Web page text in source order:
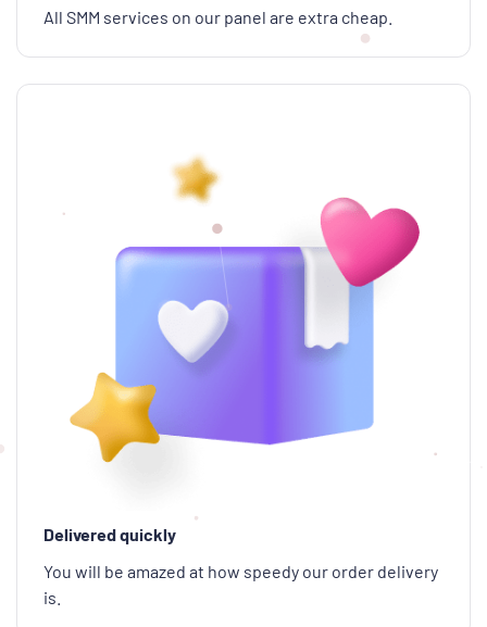
All SMM services on our panel are extra cheap.
Delivered quickly
You will be amazed at how speedy our order delivery
is.